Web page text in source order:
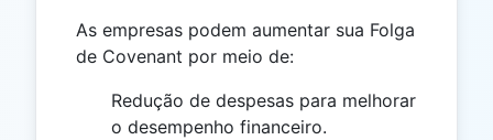
As empresas podem aumentar sua Folga
de Covenant por meio de:
Redução de despesas para melhorar
o desempenho financeiro.